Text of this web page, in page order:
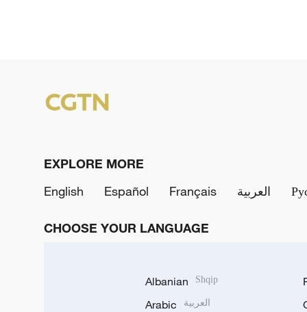
EXPLORE MORE
English
Español Français العربية
CHOOSE YOUR LANGUAGE
Albanian Shqip
Arabic العربية